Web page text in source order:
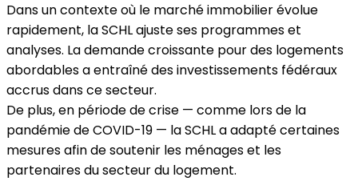
Dans un contexte où le marché immobilier évolue
rapidement, la SCHL ajuste ses programmes et
analyses. La demande croissante pour des logements
abordables a entraîné des investissements fédéraux
accrus dans ce secteur.
De plus, en période de crise — comme lors de la
pandémie de COVID-19 — la SCHL a adapté certaines
mesures afin de soutenir les ménages et les
partenaires du secteur du logement.